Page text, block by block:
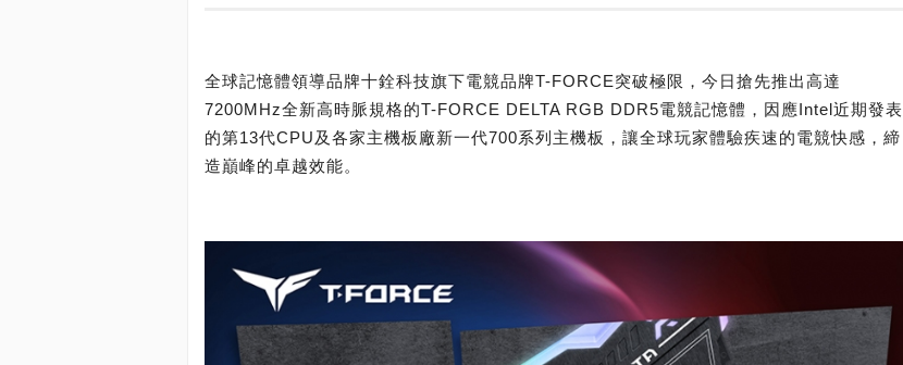
全球記憶體領導品牌十銓科技旗下電競品牌T-FORCE突破極限，今日搶先推出高達
7200MHz全新高時脈規格的T-FORCE DELTA RGB DDR5電競記憶體，因應Intel近期發表
的第13代CPU及各家主機板廠新一代700系列主機板，讓全球玩家體驗疾速的電競快感，締
造巔峰的卓越效能。